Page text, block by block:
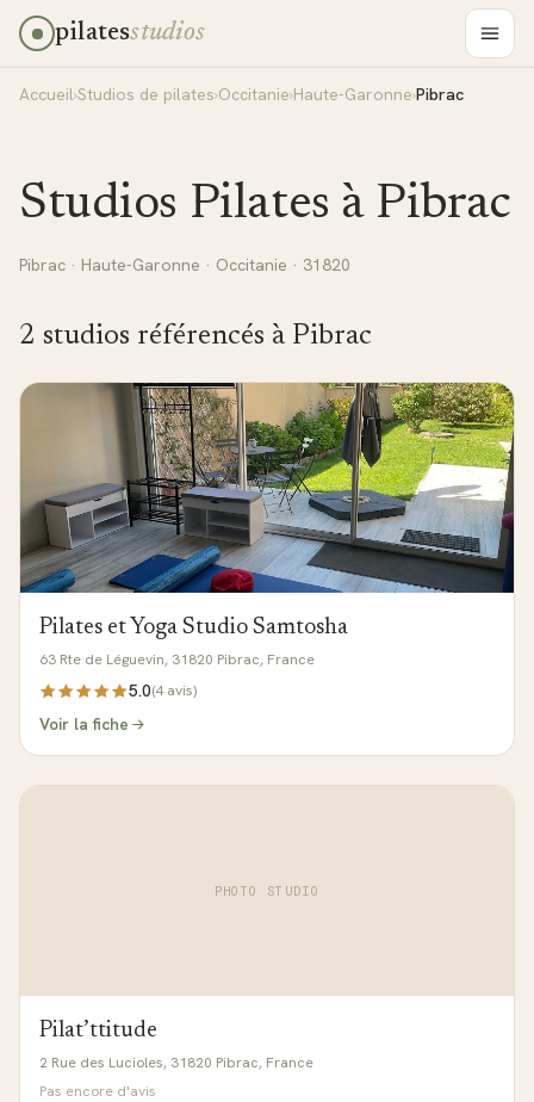
pilatesstudios
Accueil›Studios de pilates›Occitanie›Haute-Garonne›Pibrac
Studios Pilates à Pibrac
Pibrac · Haute-Garonne · Occitanie · 31820
2 studios référencés à Pibrac
Pilates et Yoga Studio Samtosha
63 Rte de Léguevin, 31820 Pibrac, France
5.0(4avis)
Voir la fiche
PHOTO STUDIO
Pilat’ttitude
2 Rue des Lucioles, 31820 Pibrac, France
Pas encore d'avis